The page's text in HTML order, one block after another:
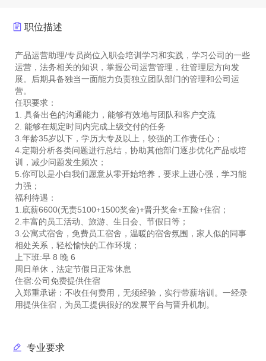
职位描述
产品运营助理/专员岗位入职会培训学习和实践，学习公司的一些
运营，法务相关的知识，掌握公司运营管理，往管理层方向发
展。后期具备独当一面能力负责独立团队部门的管理和公司运
营。
任职要求：
1. 具备出色的沟通能力，能够有效地与团队和客户交流
2. 能够在规定时间内完成上级交付的任务
3.年龄35岁以下，学历大专及以上，较强的工作责任心；
4.定期分析各类问题进行总结，协助其他部门逐步优化产品或培
训，减少问题发生频次；
5.你可以是小白我们愿意从零开始培养，要求上进心强，学习能
力强；
福利待遇：
1.底薪6600(无责5100+1500奖金)+晋升奖金+五险+住宿；
2.丰富的员工活动、旅游、生日会、节假日等；
3.公寓式宿舍，免费员工宿舍，温暖的宿舍氛围，家人似的同事
相处关系，轻松愉快的工作环境；
上下班:早 8 晚 6
周日单休，法定节假日正常休息
住宿:公司免费提供住宿
入郑重承诺：不收任何费用，无须经验，实行带薪培训。一经录
专业要求